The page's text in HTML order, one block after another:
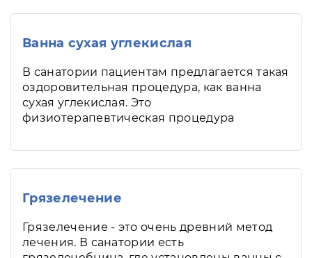
Ванна сухая углекислая
В санатории пациентам предлагается такая
оздоровительная процедура, как ванна
сухая углекислая. Это
физиотерапевтическая процедура
Грязелечение
Грязелечение - это очень древний метод
лечения. В санатории есть